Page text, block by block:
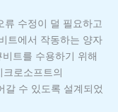
류 수정이 덜 필요하고
트에서 작동하는 양자
트를 수용하기 위해
로소프트의
갈 수 있도록 설계되었